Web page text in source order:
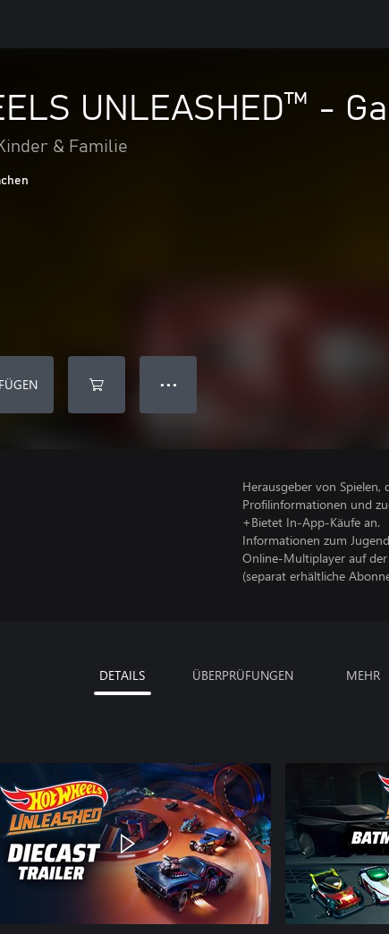
UNLEASHED™ -
& Familie
● ● ●
Herausgeber von Spielen,
Profilinformationen und
+Bietet In-App-Käufe an.
Informationen zum
Online-Multiplayer auf der
(separat erhältliche
DETAILS ÜBERPRÜFUNGEN MEHR